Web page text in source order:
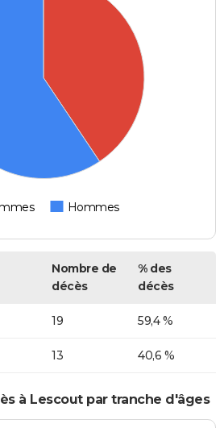
Hommes
Nombre de
décès
% des
décès
19 59,4 %
13 40,6 %
à Lescout par tranche d'âges